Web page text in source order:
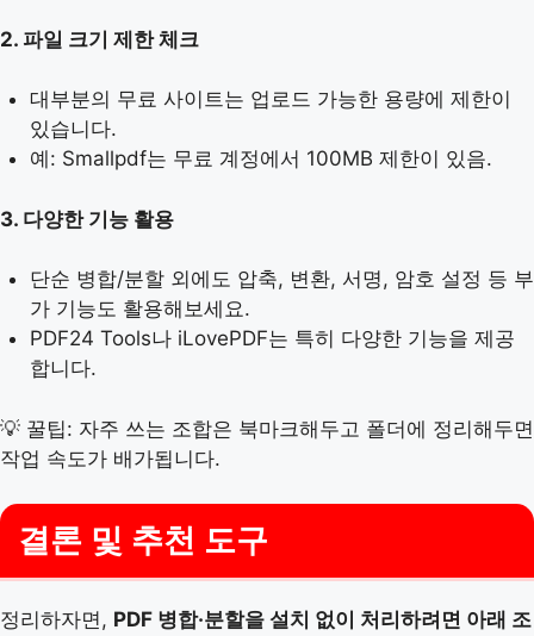
2. 파일 크기 제한 체크
대부분의 무료 사이트는 업로드 가능한 용량에 제한이
있습니다.
예: Smallpdf는 무료 계정에서 100MB 제한이 있음.
3. 다양한 기능 활용
단순 병합/분할 외에도 압축, 변환, 서명, 암호 설정 등 부
가 기능도 활용해보세요.
PDF24 Tools나 iLovePDF는 특히 다양한 기능을 제공
합니다.
💡 꿀팁: 자주 쓰는 조합은 북마크해두고 폴더에 정리해두면
작업 속도가 배가됩니다.
결론 및 추천 도구
정리하자면, PDF 병합·분할을 설치 없이 처리하려면 아래 조